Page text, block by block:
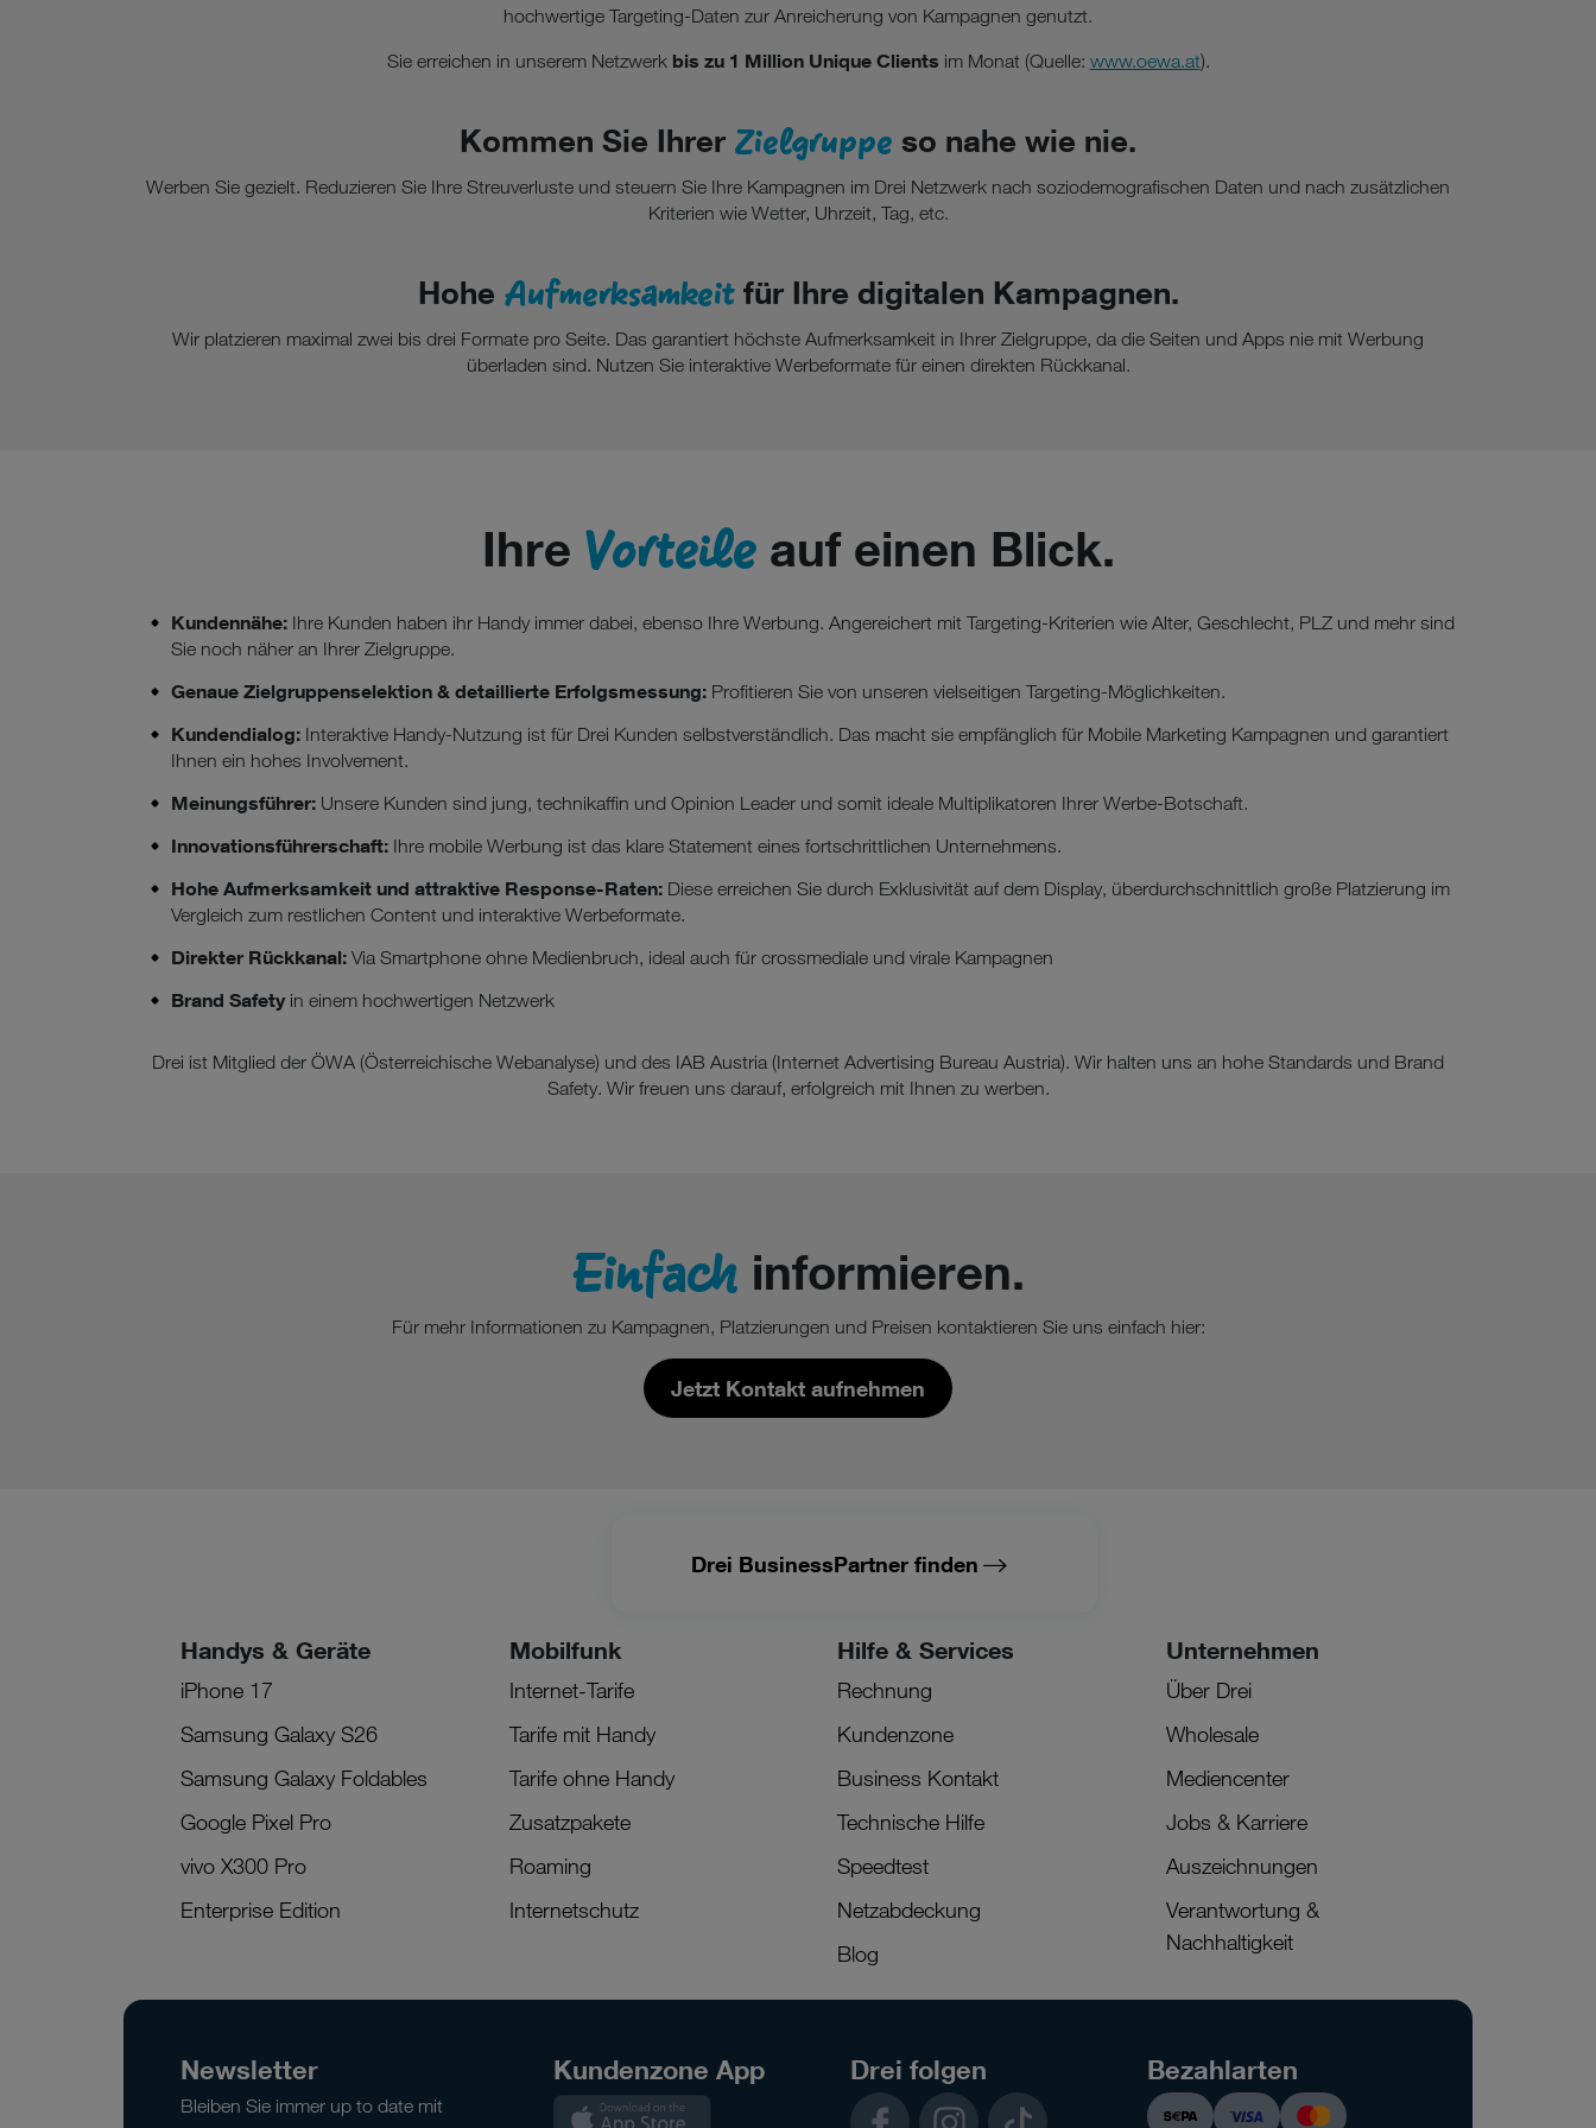
hochwertige Targeting-Daten zur Anreicherung von Kampagnen genutzt.
Sie erreichen in unserem Netzwerk bis zu 1 Million Unique Clients im Monat (Quelle: www.oewa.at).
Kommen Sie Ihrer Zielgruppe so nahe wie nie.
Werben Sie gezielt. Reduzieren Sie Ihre Streuverluste und steuern Sie Ihre Kampagnen im Drei Netzwerk nach soziodemografischen Daten und nach zusätzlichen
Kriterien wie Wetter, Uhrzeit, Tag, etc.
Hohe Aufmerksamkeitfür Ihre digitalen Kampagnen.
Wir platzieren maximal zwei bis drei Formate pro Seite. Das garantiert höchste Aufmerksamkeit in Ihrer Zielgruppe, da die Seiten und Apps nie mit Werbung
überladen sind. Nutzen Sie interaktive Werbeformate für einen direkten Rückkanal.
Ihre Vorteileauf einen Blick.
Kundennähe: Ihre Kunden haben ihr Handy immer dabei, ebenso Ihre Werbung. Angereichert mit Targeting-Kriterien wie Alter, Geschlecht, PLZ und mehr sind
Sie noch näher an Ihrer Zielgruppe.
Genaue Zielgruppenselektion & detaillierte Erfolgsmessung: Profitieren Sie von unseren vielseitigen Targeting-Möglichkeiten.
Kundendialog: Interaktive Handy-Nutzung ist für Drei Kunden selbstverständlich. Das macht sie empfänglich für Mobile Marketing Kampagnen und garantiert
Ihnen ein hohes Involvement.
Meinungsführer: Unsere Kunden sind jung, technikaffin und Opinion Leader und somit ideale Multiplikatoren Ihrer Werbe-Botschaft.
Innovationsführerschaft: Ihre mobile Werbung ist das klare Statement eines fortschrittlichen Unternehmens.
Hohe Aufmerksamkeit und attraktive Response-Raten: Diese erreichen Sie durch Exklusivität auf dem Display, überdurchschnittlich große Platzierung im
Vergleich zum restlichen Content und interaktive Werbeformate.
Direkter Rückkanal: Via Smartphone ohne Medienbruch, ideal auch für crossmediale und virale Kampagnen
Brand Safety in einem hochwertigen Netzwerk
Drei ist Mitglied der ÖWA (Österreichische Webanalyse) und des IAB Austria (Internet Advertising Bureau Austria). Wir halten uns an hohe Standards und Brand
Safety. Wir freuen uns darauf, erfolgreich mit Ihnen zu werben.
Einfach informieren.
Für mehr Informationen zu Kampagnen, Platzierungen und Preisen kontaktieren Sie uns einfach hier:
Jetzt Kontakt aufnehmen
Drei BusinessPartner finden
Handys & Geräte
iPhone 17
Samsung Galaxy S26
Samsung Galaxy Foldables
Google Pixel Pro
vivo X300 Pro
Enterprise Edition
Mobilfunk
Internet-Tarife
Tarife mit Handy
Tarife ohne Handy
Zusatzpakete
Roaming
Internetschutz
Hilfe & Services
Rechnung
Kundenzone
Business Kontakt
Technische Hilfe
Speedtest
Netzabdeckung
Blog
Unternehmen
Über Drei
Wholesale
Mediencenter
Jobs & Karriere
Auszeichnungen
Verantwortung &
Nachhaltigkeit
Newsletter
Bleiben Sie immer up to date mit
Kundenzone App Drei folgen
InstagramTikTok
Bezahlarten